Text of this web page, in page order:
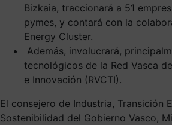
Bizkaia, traccionará a 51
pymes, y contará con la
Energy Cluster.
Además, involucrará,
tecnológicos de la Red Vasca
e Innovación (RVCTI).
El consejero de Industria, Transición
Sostenibilidad del Gobierno Vasco,